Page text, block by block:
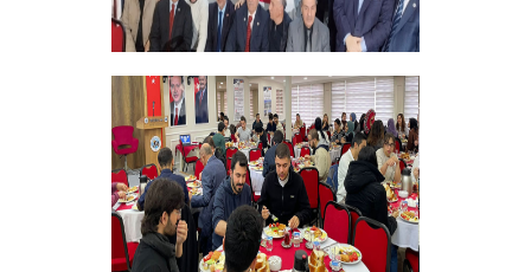
Vakfımızın 28. Olağan genel kurulu
Yapıldı
+